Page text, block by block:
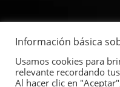
Información básica
Usamos cookies para
relevante recordando
Al hacer clic en